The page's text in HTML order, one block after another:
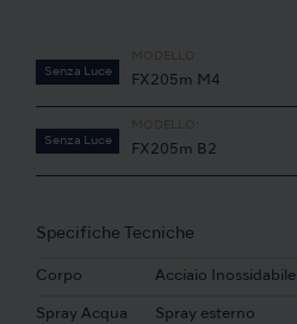
Senza Luce
FX205m M4
Senza Luce
FX205m B2
Specifiche Tecniche
Corpo Acciaio Inossidabile
Spray Acqua Spray esterno